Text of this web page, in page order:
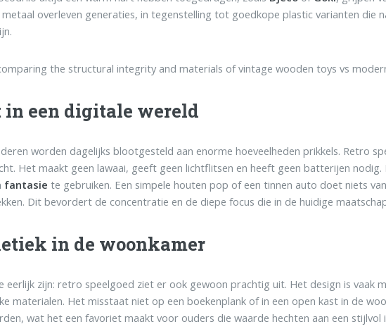
overleven generaties, in tegenstelling tot goedkope plastic varianten die
the structural integrity and materials of vintage wooden toys vs
in een digitale wereld
worden dagelijks blootgesteld aan enorme hoeveelheden prikkels. Retro
Het maakt geen lawaai, geeft geen lichtflitsen en heeft geen batterijen
fantasie te gebruiken. Een simpele houten pop of een tinnen auto doet niets
Dit bevordert de concentratie en de diepe focus die in de huidige
in de woonkamer
eerlijk zijn: retro speelgoed ziet er ook gewoon prachtig uit. Het design is vaak
materialen. Het misstaat niet op een boekenplank of in een open kast in de
wat het een favoriet maakt voor ouders die waarde hechten aan een stijlvol